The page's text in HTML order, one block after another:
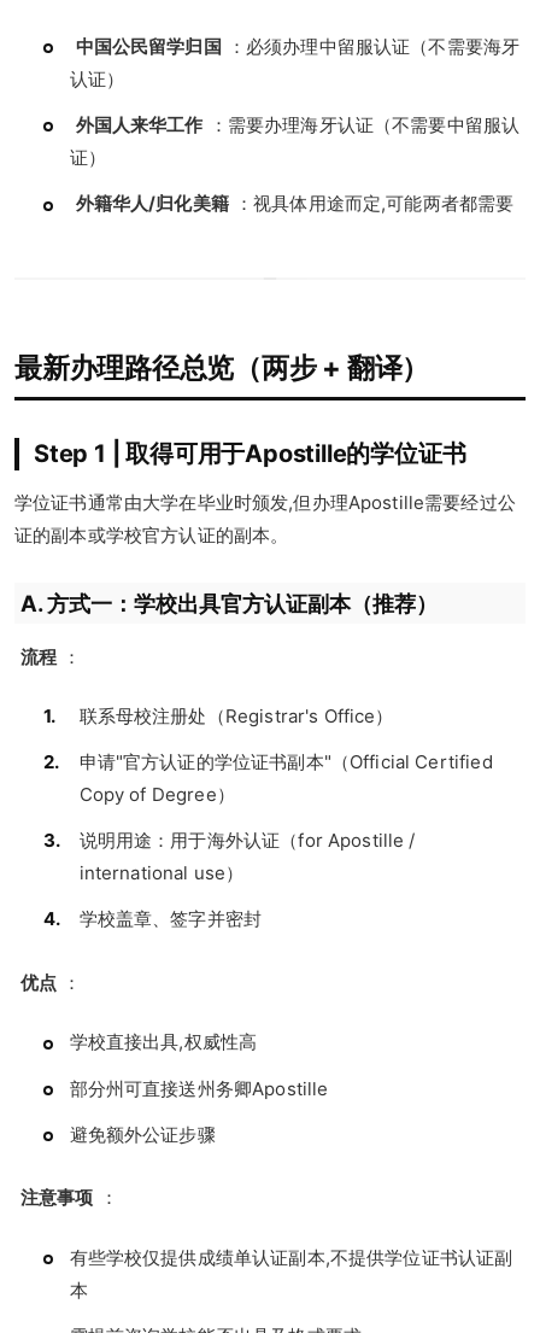
中国公民留学归国
：必须办理中留服认证（不需要海牙
认证）
外国人来华工作
：需要办理海牙认证（不需要中留服认
证）
外籍华人/归化美籍 ：视具体用途而定,可能两者都需要
最新办理路径总览（两步 + 翻译）
Step 1 | 取得可用于Apostille的学位证书
学位证书通常由大学在毕业时颁发,但办理Apostille需要经过公
证的副本或学校官方认证的副本。
A. 方式一：学校出具官方认证副本（推荐）
流程 ：
联系母校注册处（Registrar's Office）
申请"官方认证的学位证书副本"（Official Certified
Copy of Degree）
说明用途：用于海外认证（for Apostille /
international use）
学校盖章、签字并密封
优点 ：
学校直接出具,权威性高
部分州可直接送州务卿Apostille
避免额外公证步骤
注意事项 ：
有些学校仅提供成绩单认证副本,不提供学位证书认证副
本